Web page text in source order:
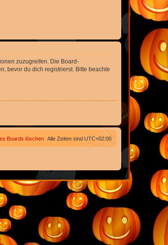
zuzugreifen. Die Board-
bevor du dich registrierst. Bitte beachte
Alle Zeiten sind UTC+02:00
Boards löschen